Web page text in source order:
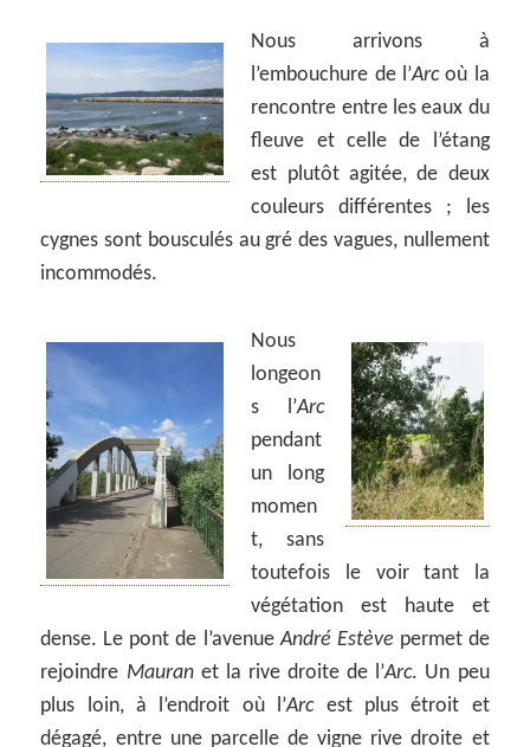
Nous arrivons à
l’embouchure de l’Arcoù la
rencontre entre les eaux du
fleuve et celle de l’étang
est plutôt agitée, de deux
couleurs différentes ; les
cygnes sont bousculés au gré des vagues, nullement
incommodés.
Nous
longeon
s l’Arc
pendant
un long
momen
t, sans
toutefois le voir tant la
végétation est haute et
dense. Le pont de l’avenueAndré Estève permet de
rejoindre Mauranet la rive droite de l’Arc. Un peu
plus loin, à l’endroit où l’Arcest plus étroit et
dégagé, entre une parcelle de vigne rive droite et